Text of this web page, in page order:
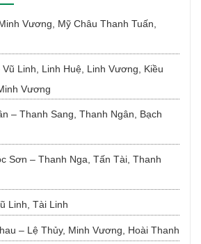
Vương, Mỹ Châu Thanh Tuấn,
Linh, Linh Huệ, Linh Vương, Kiều
Vương
– Thanh Sang, Thanh Ngân, Bạch
Sơn – Thanh Nga, Tấn Tài, Thanh
Linh, Tài Linh
– Lệ Thủy, Minh Vương, Hoài Thanh